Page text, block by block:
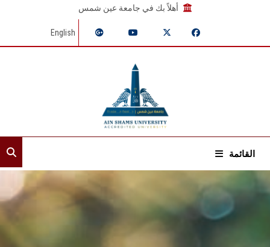
أهلاً بك في جامعة عين شمس
English
القائمة
الرئيسية